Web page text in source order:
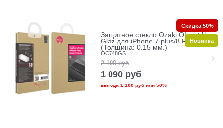
Защитное стекло Ozaki O!coat U-
Glaz для iPhone 7 plus/8 Plus
(Толщина: 0.15 мм.)
OC748GS
2 190 руб
1 090 руб
выгода 1 100 рубили 50%
Скидка 50%
Новинка